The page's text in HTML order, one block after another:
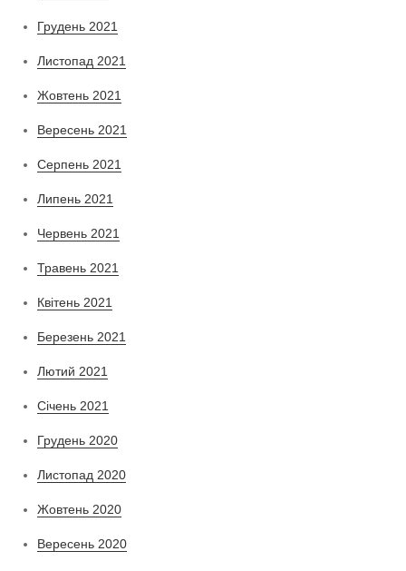
Грудень 2021
Листопад 2021
Жовтень 2021
Вересень 2021
Серпень 2021
Липень 2021
Червень 2021
Травень 2021
Квітень 2021
Березень 2021
Лютий 2021
Січень 2021
Грудень 2020
Листопад 2020
Жовтень 2020
Вересень 2020